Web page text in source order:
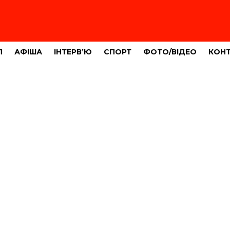
АФІША ІНТЕРВ’Ю СПОРТ ФОТО/ВІДЕО